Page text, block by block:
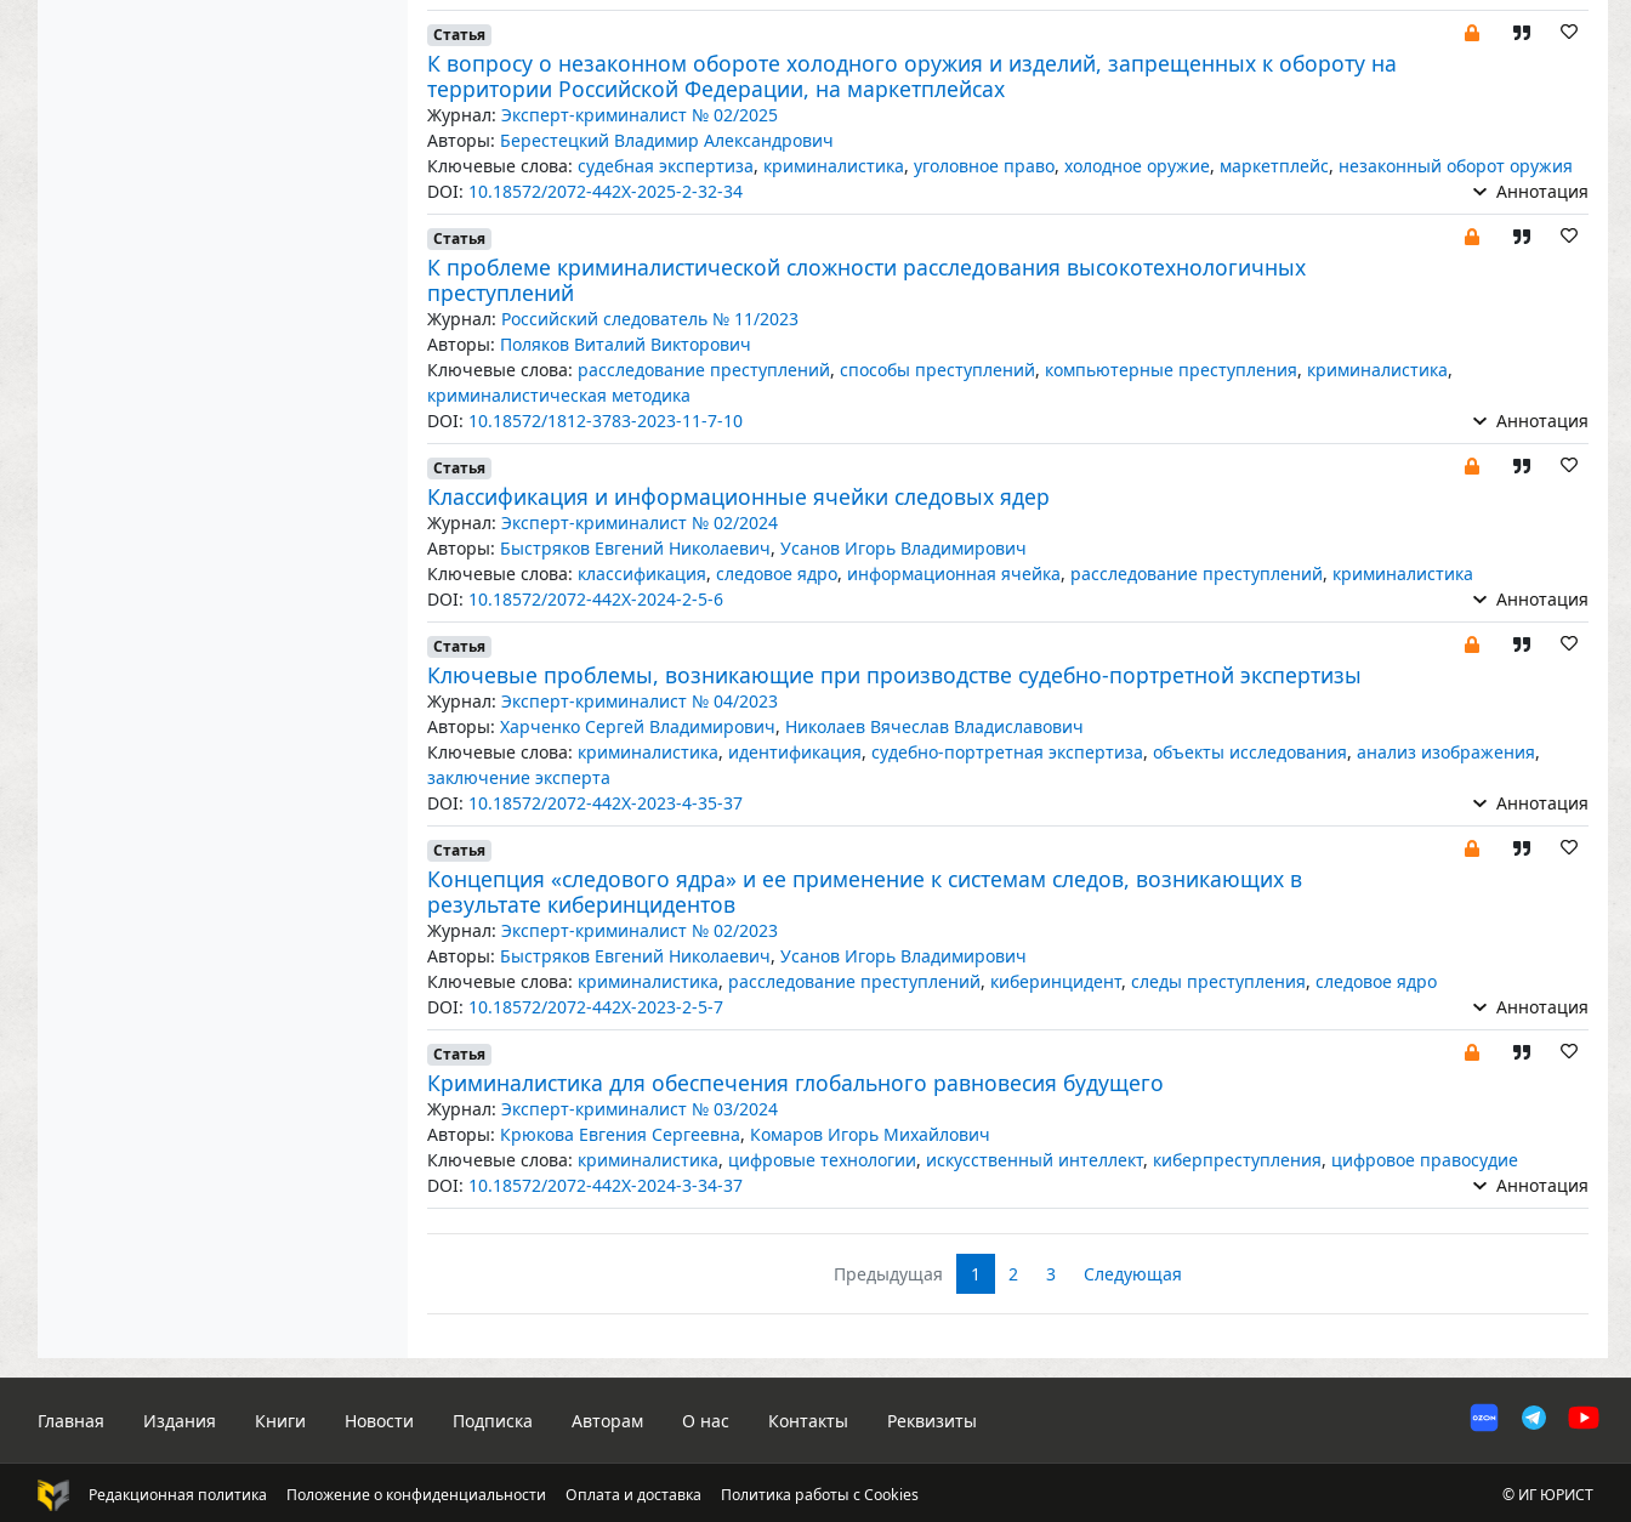
Статья
К вопросу о незаконном обороте холодного оружия и изделий, запрещенных к обороту на
территории Российской Федерации, на маркетплейсах
Журнал: Эксперт-криминалист № 02/2025
Авторы: Берестецкий Владимир Александрович
Ключевые слова: судебная экспертиза, криминалистика, уголовное право, холодное оружие, маркетплейс, незаконный оборот оружия
DOI: 10.18572/2072-442X-2025-2-32-34 Аннотация
Статья
К проблеме криминалистической сложности расследования высокотехнологичных
преступлений
Журнал: Российский следователь № 11/2023
Авторы: Поляков Виталий Викторович
Ключевые слова: расследование преступлений, способы преступлений, компьютерные преступления, криминалистика,
криминалистическая методика
DOI: 10.18572/1812-3783-2023-11-7-10 Аннотация
Статья
Классификация и информационные ячейки следовых ядер
Журнал: Эксперт-криминалист № 02/2024
Авторы: Быстряков Евгений Николаевич, Усанов Игорь Владимирович
Ключевые слова: классификация, следовое ядро, информационная ячейка, расследование преступлений, криминалистика
DOI: 10.18572/2072-442X-2024-2-5-6 Аннотация
Статья
Ключевые проблемы, возникающие при производстве судебно-портретной экспертизы
Журнал: Эксперт-криминалист № 04/2023
Авторы: Харченко Сергей Владимирович, Николаев Вячеслав Владиславович
Ключевые слова: криминалистика, идентификация, судебно-портретная экспертиза, объекты исследования, анализ изображения,
заключение эксперта
DOI: 10.18572/2072-442X-2023-4-35-37 Аннотация
Статья
Концепция «следового ядра» и ее применение к системам следов, возникающих в
результате киберинцидентов
Журнал: Эксперт-криминалист № 02/2023
Авторы: Быстряков Евгений Николаевич, Усанов Игорь Владимирович
Ключевые слова: криминалистика, расследование преступлений, киберинцидент, следы преступления, следовое ядро
DOI: 10.18572/2072-442X-2023-2-5-7 Аннотация
Статья
Криминалистика для обеспечения глобального равновесия будущего
Журнал: Эксперт-криминалист № 03/2024
Авторы: Крюкова Евгения Сергеевна, Комаров Игорь Михайлович
Ключевые слова: криминалистика, цифровые технологии, искусственный интеллект, киберпреступления, цифровое правосудие
DOI: 10.18572/2072-442X-2024-3-34-37 Аннотация
Предыдущая 1 2 3 Следующая
Главная Издания Книги Новости Подписка Авторам О нас Контакты Реквизиты
Редакционная политика Положение о конфиденциальности Оплата и доставка Политика работы с Cookies © ИГ ЮРИСТ